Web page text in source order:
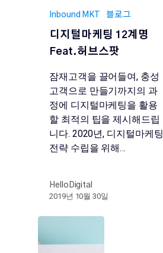
Inbound MKT 블로그
디지털마케팅 12계명
Feat.허브스팟
잠재고객을 끌어들여, 충성
고객으로 만들기까지의 과
정에 디지털마케팅을 활용
할 최적의 팁을 제시해드립
니다. 2020년, 디지털마케팅
전략 수립을 위해…
HelloDigital
2019년 10월 30일